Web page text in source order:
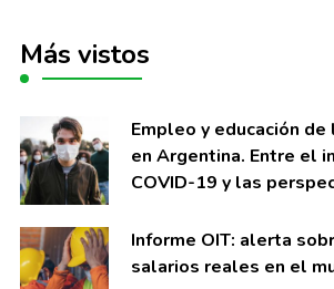
Más vistos
Empleo y educación
en Argentina. Entre el
COVID-19 y las
Informe OIT: alerta
salarios reales en el